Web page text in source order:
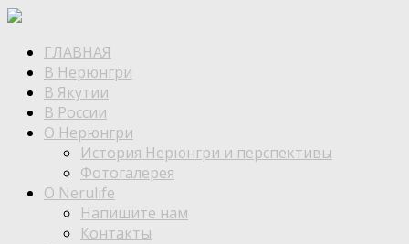
ГЛАВНАЯ
В Нерюнгри
В Якутии
В России
О Нерюнгри
История Нерюнгри и перспективы
Фотогалерея
О Nerulife
Напишите нам
Контакты